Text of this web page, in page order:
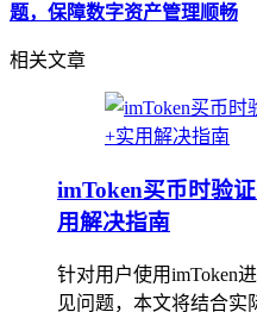
题，保障数字资产管理顺畅
相关文章
imToken买币时验
用解决指南
针对用户使用imToken
见问题，本文将结合实